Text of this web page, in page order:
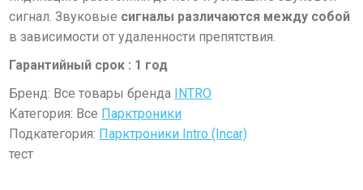
сигнал. Звуковые сигналы различаются между собой
в зависимости от удаленности препятствия.
Гарантийный срок : 1 год
Бренд: Все товары бренда INTRO
Категория: Все Парктроники
Подкатегория: Парктроники Intro (Incar)
тест